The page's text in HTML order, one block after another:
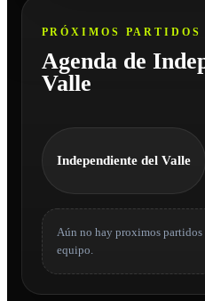
PRÓXIMOS PARTIDOS
Agenda de
Valle
Independiente del Valle
Aún no hay proximos partidos
equipo.